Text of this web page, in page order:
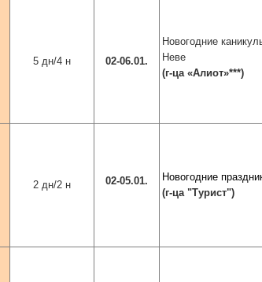
5 дн/4 н 02-06.01.
Новогодние
Неве
(г-ца «Алиот»***)
2 дн/2 н 02-05.01.
Новогодние
(г-ца "Турист")